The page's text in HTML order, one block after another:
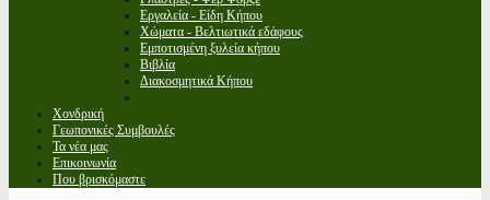
Εργαλεία - Είδη Κήπου
Χώματα - Βελτιωτικά εδάφους
Εμποτισμένη ξυλεία κήπου
Βιβλία
Διακοσμητικά Κήπου
Χονδρική
Γεωπονικές Συμβουλές
Τα νέα μας
Επικοινωνία
Που βρισκόμαστε